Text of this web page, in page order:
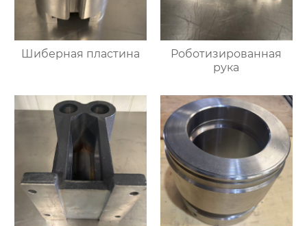
Шиберная пластина
Роботизированная
рука